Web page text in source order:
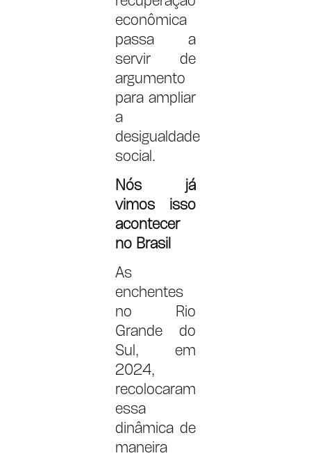
econômica
passa a
servir de
argumento
para ampliar
a
desigualdade
social.
Nós já
vimos isso
acontecer
no Brasil
As
enchentes
no Rio
Grande do
Sul, em
2024,
recolocaram
essa
dinâmica de
maneira